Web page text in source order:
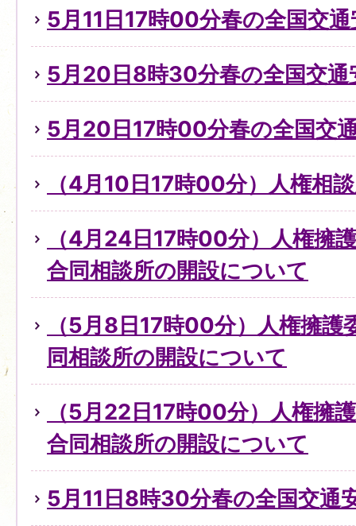
5月11日17時00分春の全国交
5月20日8時30分春の全国交通
5月20日17時00分春の全国交
（4月10日17時00分）人権相
（4月24日17時00分）人権擁
合同相談所の開設について
（5月8日17時00分）人権擁護
同相談所の開設について
（5月22日17時00分）人権擁
合同相談所の開設について
5月11日8時30分春の全国交通